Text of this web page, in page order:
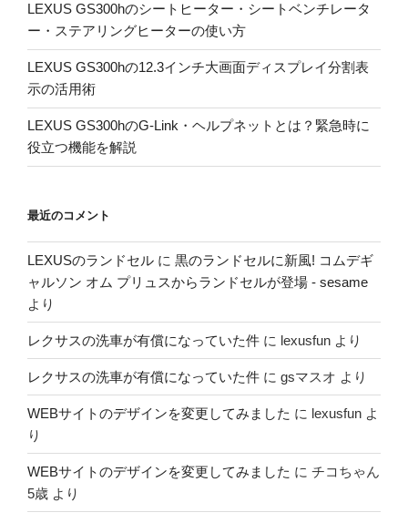
LEXUS GS300hのシートヒーター・シートベンチレータ
ー・ステアリングヒーターの使い方
LEXUS GS300hの12.3インチ大画面ディスプレイ分割表
示の活用術
LEXUS GS300hのG-Link・ヘルプネットとは？緊急時に
役立つ機能を解説
最近のコメント
LEXUSのランドセル に 黒のランドセルに新風! コムデギ
ャルソン オム プリュスからランドセルが登場 - sesame
より
レクサスの洗車が有償になっていた件 に lexusfun より
レクサスの洗車が有償になっていた件 に gsマスオ より
WEBサイトのデザインを変更してみました に lexusfun よ
り
WEBサイトのデザインを変更してみました に チコちゃん
5歳 より